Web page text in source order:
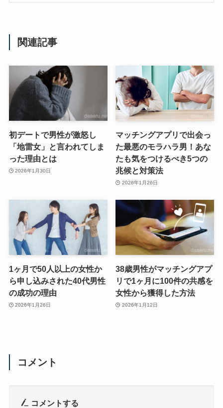
関連記事
初デートで男性が激怒し
「地雷女」と言われてしま
った理由とは
2026年1月30日
マッチングアプリで出会っ
た最悪のモラハラ男！あな
たも気をつけるべき5つの
兆候と対策法
2026年1月26日
1ヶ月で50人以上の女性か
ら申し込みされた40代男性
の成功の理由
2026年1月26日
38歳男性がマッチングアプ
リで1ヶ月に100件の共感を
女性から獲得した方法
2026年1月12日
コメント
コメントする